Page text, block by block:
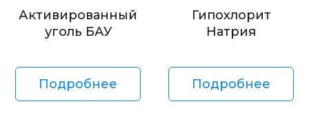
Активированный
уголь БАУ
Подробнее
Гипохлорит
Натрия
Подробнее